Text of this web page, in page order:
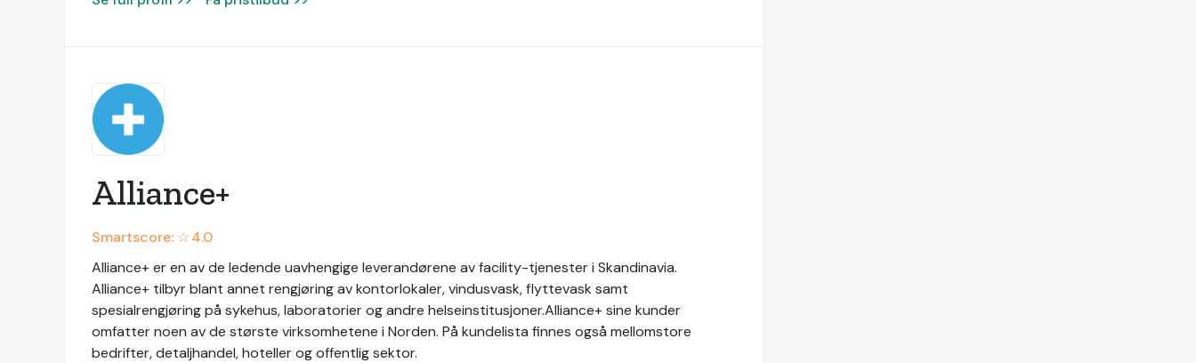
Alliance+
Smartscore: ☆4.0
Alliance+ er en av de ledende uavhengige leverandørene av facility-tjenester i Skandinavia.
Alliance+ tilbyr blant annet rengjøring av kontorlokaler, vindusvask, flyttevask samt
spesialrengjøring på sykehus, laboratorier og andre helseinstitusjoner.Alliance+ sine kunder
omfatter noen av de største virksomhetene i Norden. På kundelista finnes også mellomstore
bedrifter, detaljhandel, hoteller og offentlig sektor.